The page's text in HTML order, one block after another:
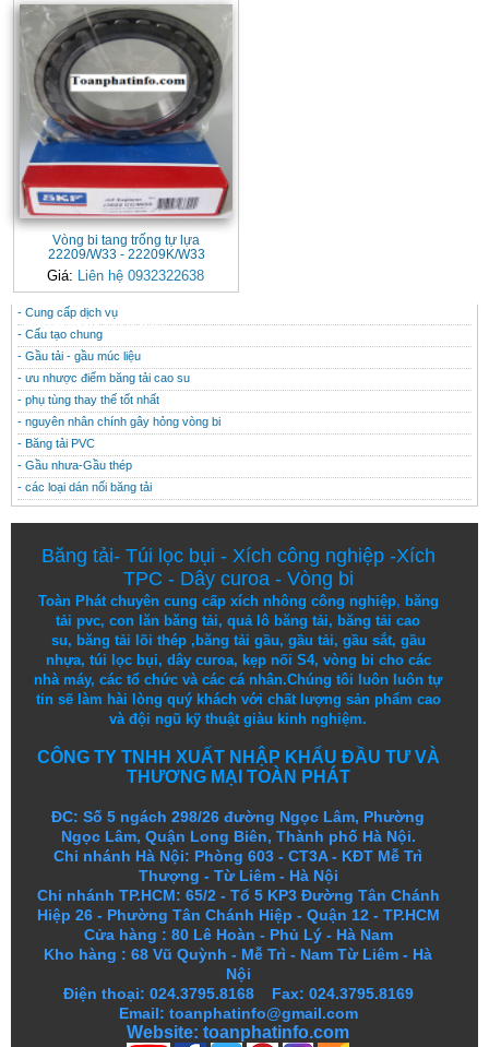
Vòng bi tang trống tự lựa
22209/W33 - 22209K/W33
Giá: Liên hệ 0932322638
CONTACT
THÔNG TIN HỮU ÍCH
- Cung cấp dịch vụ
- Cấu tạo chung
- Gầu tải - gầu múc liệu
- ưu nhược điểm băng tải cao su
- phụ tùng thay thế tốt nhất
- nguyên nhân chính gây hỏng vòng bi
- Băng tải PVC
- Gầu nhưa-Gầu thép
- các loại dán nối băng tải
Băng tải- Túi lọc bụi - Xích công nghiệp-Xích
TPC - Dây curoa - Vòng bi
Toàn Phát chuyên cung cấp xích nhông công nghiệp, băng
tải pvc,con lăn băng tải,quả lô băng tải, băng tải cao
su, băng tải lõi thép,băng tải gầu, gầu tải, gầu sắt, gầu
nhựa, túi lọc bụi, dây curoa, kẹp nối S4, vòng bi cho các
nhà máy, các tổ chức và các cá nhân.Chúng tôi luôn luôn tự
tin sẽ làm hài lòng quý khách với chất lượng sảnphẩm cao
và đội ngũ kỹ thuật giàu kinh nghiệm.
CÔNG TY TNHH XUẤT NHẬP KHẨU ĐẦU TƯ VÀ
THƯƠNG MẠI TOÀN PHÁT
ĐC: Số 5 ngách 298/26 đường Ngọc Lâm, Phường
Ngọc Lâm, Quận Long Biên, Thành phố Hà Nội.
Chi nhánh Hà Nội: Phòng 603 - CT3A - KĐT Mễ Trì
Thượng - Từ Liêm - Hà Nội
Chi nhánh TP.HCM: 65/2 - Tổ 5 KP3 Đường Tân Chánh
Hiệp 26 - Phường Tân Chánh Hiệp - Quận 12 - TP.HCM
Cửa hàng : 80 Lê Hoàn - Phủ Lý - Hà Nam
Kho hàng :68 Vũ Quỳnh - Mễ Trì - Nam Từ Liêm - Hà
Nội
Điện thoại: 024.3795.8168 Fax: 024.3795.8169
Email: toanphatinfo@gmail.com
Website: toanphatinfo.com